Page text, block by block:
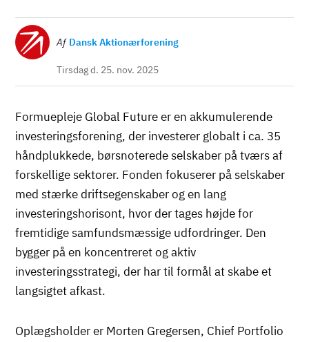
Billede
Af Dansk Aktionærforening
Tirsdag d. 25. nov. 2025
Formuepleje Global Future er en akkumulerende
investeringsforening, der investerer globalt i ca. 35
håndplukkede, børsnoterede selskaber på tværs af
forskellige sektorer. Fonden fokuserer på selskaber
med stærke driftsegenskaber og en lang
investeringshorisont, hvor der tages højde for
fremtidige samfundsmæssige udfordringer. Den
bygger på en koncentreret og aktiv
investeringsstrategi, der har til formål at skabe et
langsigtet afkast.
Oplægsholder er Morten Gregersen, Chief Portfolio